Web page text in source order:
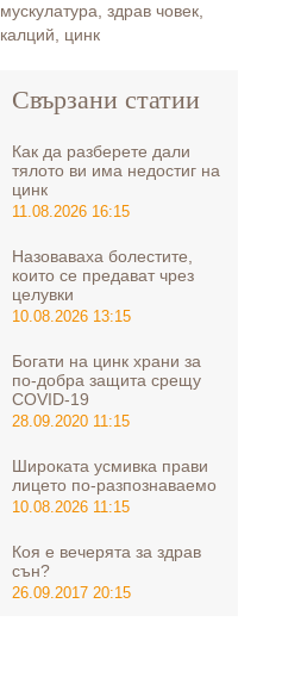
мускулатура здрав човек
калций
цинк
Свързани статии
Как да разберете дали
тялото ви има недостиг на
цинк
11.08.2026 16:15
Назоваваха болестите,
които се предават чрез
целувки
10.08.2026 13:15
Богати на цинк храни за
по-добра защита срещу
COVID-19
28.09.2020 11:15
Широката усмивка прави
лицето по-разпознаваемо
10.08.2026 11:15
Коя е вечерята за здрав
сън?
26.09.2017 20:15